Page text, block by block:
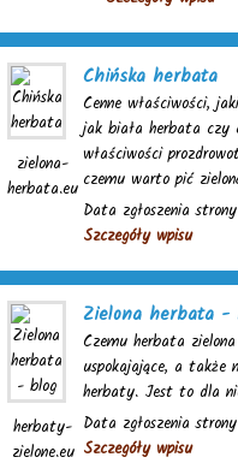
zielona-
herbata.eu
Chińska herbata
Cenne właściwości,
jak biała herbata czy
właściwości
czemu warto pić
Data zgłoszenia
Szczegóły wpisu
herbaty-
zielone.eu
Zielona herbata -
Czemu herbata
uspokajające, a także
herbaty. Jest to dla
Data zgłoszenia
Szczegóły wpisu